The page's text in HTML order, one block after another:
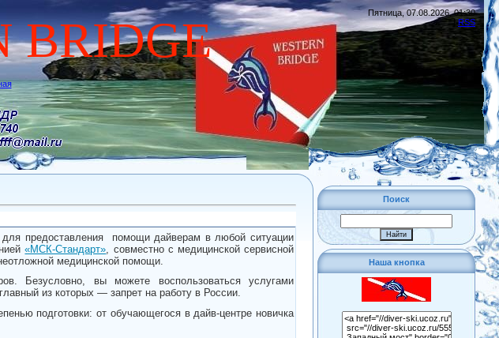
BRIDGE
Пятница, 07.08.2026, 01:30
|RSS
предоставления помощи дайверам в любой ситуации
«МСК-Стандарт» , совместно с медицинской сервисной
медицинской помощи.
Безусловно, вы можете воспользоваться услугами
из которых — запрет на работу в России.
подготовки: от обучающегося в дайв-центре новичка
Поиск
Наша кнопка